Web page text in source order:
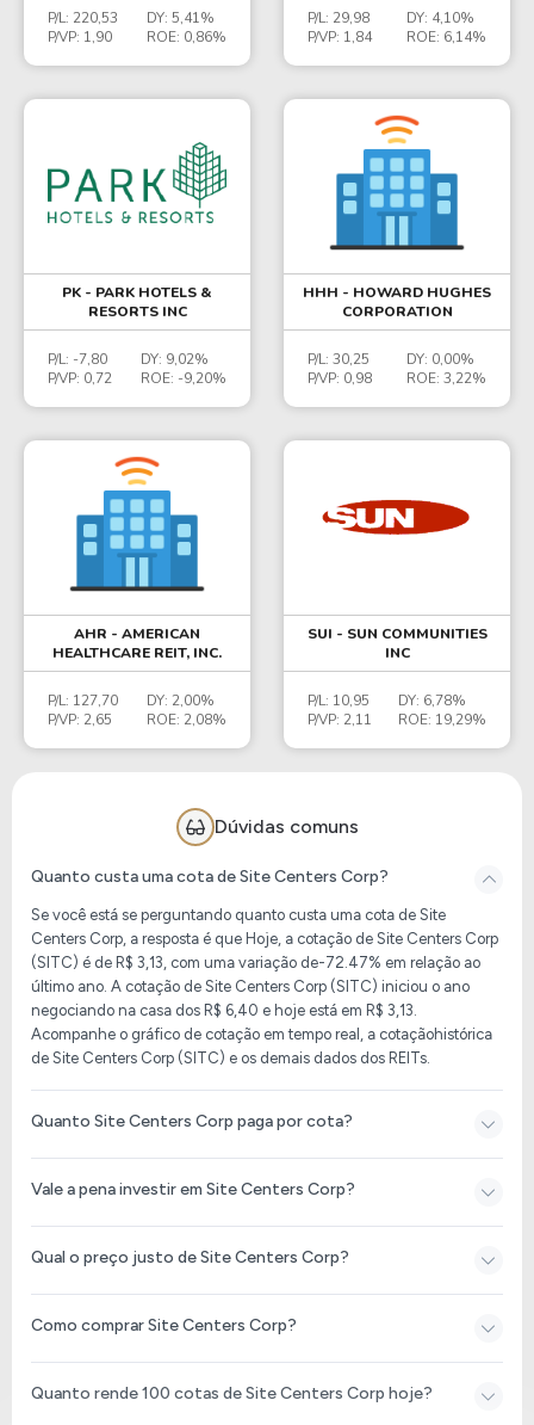
P/L: 220,53
P/VP: 1,90
DY: 5,41%
ROE: 0,86%
P/L: 29,98
P/VP: 1,84
DY: 4,10%
ROE: 6,14%
PK - PARK HOTELS &
RESORTS INC
P/L: -7,80
P/VP: 0,72
DY: 9,02%
ROE: -9,20%
HHH - HOWARD HUGHES
CORPORATION
P/L: 30,25
P/VP: 0,98
DY: 0,00%
ROE: 3,22%
AHR - AMERICAN
HEALTHCARE REIT, INC.
P/L: 127,70
P/VP: 2,65
DY: 2,00%
ROE: 2,08%
SUI - SUN COMMUNITIES
INC
P/L: 10,95
P/VP: 2,11
DY: 6,78%
ROE: 19,29%
Dúvidas comuns
Quanto custa uma cota de Site Centers Corp?
Se você está se perguntando quanto custa uma cota de Site
Centers Corp, a resposta é que Hoje, a cotação de Site Centers Corp
(SITC) é de R$ 3,13, com uma variação de-72.47% em relação ao
último ano. A cotação de Site Centers Corp (SITC) iniciou o ano
negociando na casa dos R$ 6,40 e hoje está em R$ 3,13.
Acompanhe o gráfico de cotação em tempo real, a cotaçãohistórica
de Site Centers Corp (SITC) e os demais dados dos REITs.
Quanto Site Centers Corp paga por cota?
Vale a pena investir em Site Centers Corp?
Qual o preço justo de Site Centers Corp?
Como comprar Site Centers Corp?
Quanto rende 100 cotas de Site Centers Corp hoje?